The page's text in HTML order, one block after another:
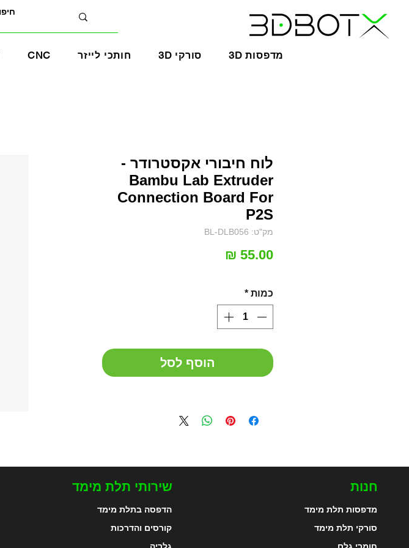
CNC חותכי לייזר 3D סורקי 3D מדפסות
לוח חיבורי אקסטרודר -
Bambu Lab Extruder
Connection Board For
P2S
מק"ט: BL-DLB056
כמות *
הוסף לסל
שירותי תלת מימד
הדפסה בתלת מימד
קורסים והדרכות
גלריה
חנות
מדפסות תלת מימד
סורקי תלת מימד
חומרי גלם